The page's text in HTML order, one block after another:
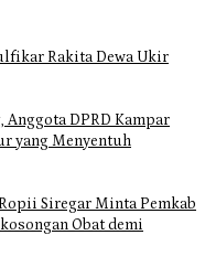
Rakita Dewa Ukir
DPRD Kampar
yang Menyentuh
Siregar Minta Pemkab
Obat demi